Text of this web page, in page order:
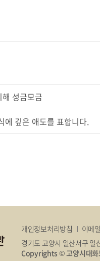
성금모금
에 깊은 애도를 표합니다.
개인정보처리방침 이메
경기도 고양시 일산서구 일
Copyrights © 고양시대